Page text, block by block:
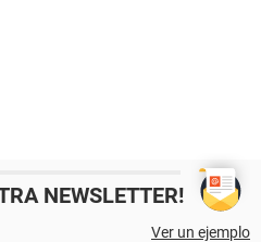
NEWSLETTER!
Ver un ejemplo